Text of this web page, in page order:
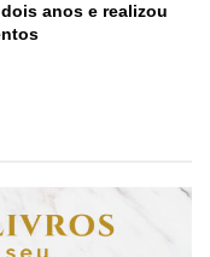
anos e realizou